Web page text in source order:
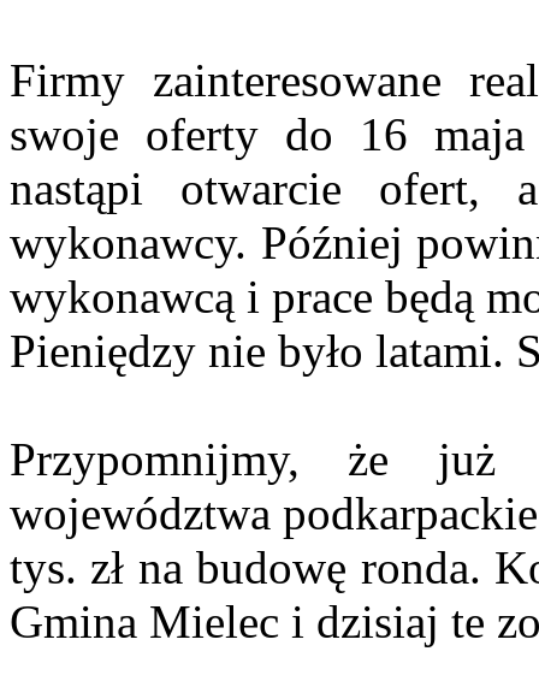
Firmy zainteresowane
swoje oferty do 16
nastąpi otwarcie ofert,
wykonawcy. Później
wykonawcą i prace będą
Pieniędzy nie było latami.
Przypomnijmy, że już
województwa
tys. zł na budowę ronda.
Gmina Mielec i dzisiaj te